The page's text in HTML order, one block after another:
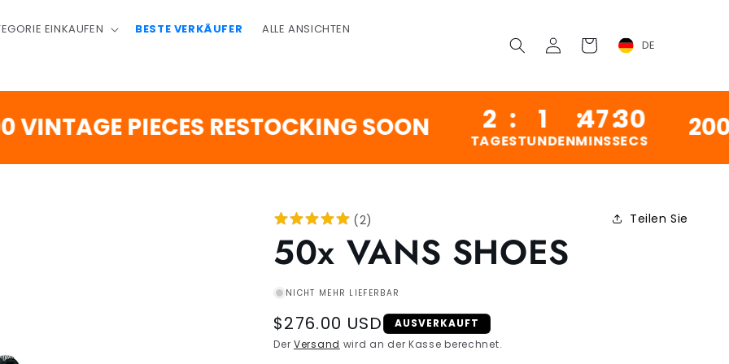
EINKAUFEN BESTE VERKÄUFER ALLE ANSICHTEN
EinloggenWagen DE
PIECES RESTOCKING SOON 2
TAGE
1
STUNDEN
47
MINS
29
SECS 200,000
(2) Teilen Sie
50x VANS SHOES
NICHT MEHR LIEFERBAR
Regular
price
$276.00 USD
AUSVERKAUFT
Der Versand wird an der Kasse berechnet.